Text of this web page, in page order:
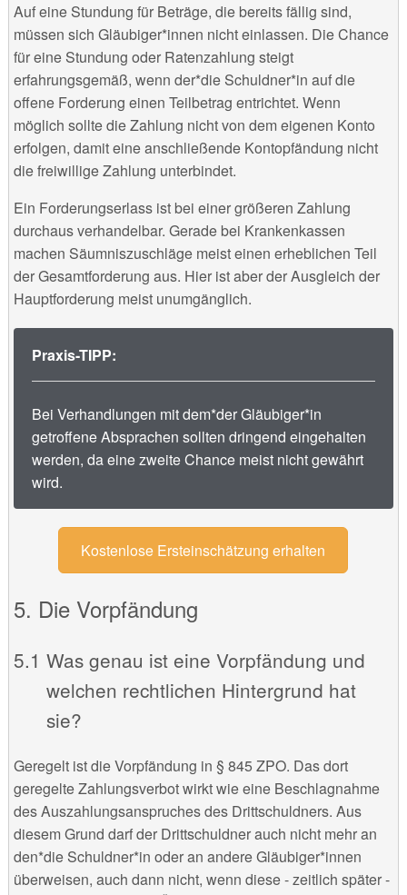
Auf eine Stundung für Beträge, die bereits fällig sind,
müssen sich Gläubiger*innen nicht einlassen. Die Chance
für eine Stundung oder Ratenzahlung steigt
erfahrungsgemäß, wenn der*die Schuldner*in auf die
offene Forderung einen Teilbetrag entrichtet. Wenn
möglich sollte die Zahlung nicht von dem eigenen Konto
erfolgen, damit eine anschließende Kontopfändung nicht
die freiwillige Zahlung unterbindet.
Ein Forderungserlass ist bei einer größeren Zahlung
durchaus verhandelbar. Gerade bei Krankenkassen
machen Säumniszuschläge meist einen erheblichen Teil
der Gesamtforderung aus. Hier ist aber der Ausgleich der
Hauptforderung meist unumgänglich.
Praxis-TIPP:
Bei Verhandlungen mit dem*der Gläubiger*in
getroffene Absprachen sollten dringend eingehalten
werden, da eine zweite Chance meist nicht gewährt
wird.
Kostenlose Ersteinschätzung erhalten
Die Vorpfändung
Was genau ist eine Vorpfändung und
welchen rechtlichen Hintergrund hat
sie?
Geregelt ist die Vorpfändung in § 845 ZPO. Das dort
geregelte Zahlungsverbot wirkt wie eine Beschlagnahme
des Auszahlungsanspruches des Drittschuldners. Aus
diesem Grund darf der Drittschuldner auch nicht mehr an
den*die Schuldner*in oder an andere Gläubiger*innen
überweisen, auch dann nicht, wenn diese - zeitlich später -